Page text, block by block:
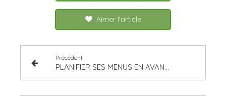
Aimer l'article
Précédent
PLANIFIER SES MENUS EN AVANCE